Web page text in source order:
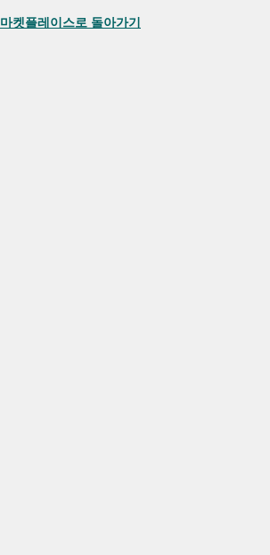
마켓플레이스로 돌아가기